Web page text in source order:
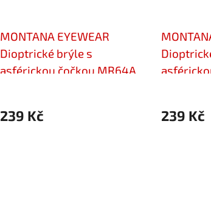
MONTANA EYEWEAR
Dioptrické brýle s
asférickou čočkou MR64A
239 Kč 239 Kč